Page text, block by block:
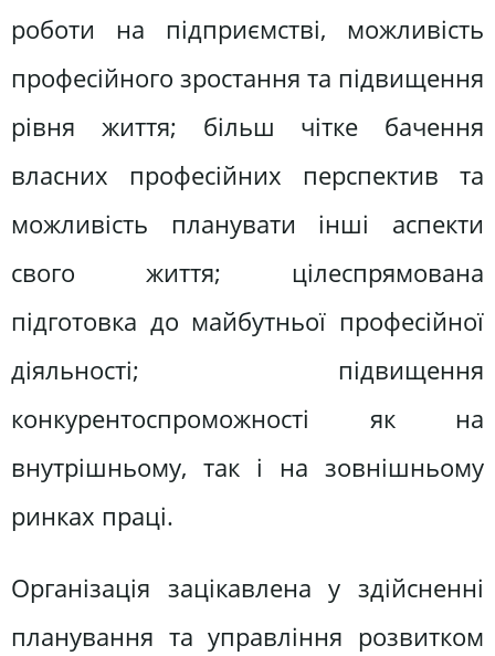
роботи на підприємстві, можливість
професійного зростання та підвищення
рівня життя; більш чітке бачення
власних професійних перспектив та
можливість планувати інші аспекти
свого життя; цілеспрямована
підготовка до майбутньої професійної
діяльності; підвищення
конкурентоспроможності як на
внутрішньому, так і на зовнішньому
ринках праці.
Організація зацікавлена у здійсненні
планування та управління розвитком